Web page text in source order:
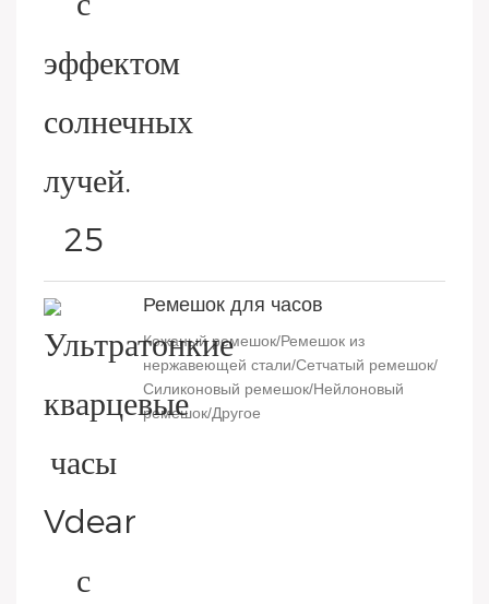
Ремешок для часов
Кожаный ремешок/Ремешок из
нержавеющей стали/Сетчатый ремешок/
Силиконовый ремешок/Нейлоновый
ремешок/Другое